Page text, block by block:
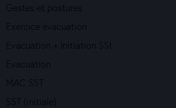
Gestes et postures
Exercice évacuation
Evacuation + Initiation SSI
Evacuation
MAC SST
SST (initiale)